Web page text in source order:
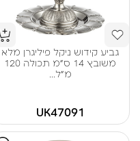
גביע קידוש ניקל פיליגרן מלא
משובץ 14 ס"מ תכולה 120
מ"ל...
UK47091